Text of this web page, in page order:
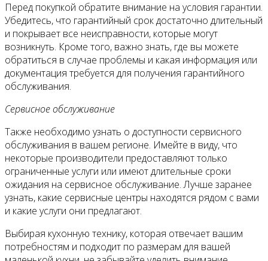
Перед покупкой обратите внимание на условия гарантии.
Убедитесь, что гарантийный срок достаточно длительный
и покрывает все неисправности, которые могут
возникнуть. Кроме того, важно знать, где вы можете
обратиться в случае проблемы и какая информация или
документация требуется для получения гарантийного
обслуживания.
Сервисное обслуживание
Также необходимо узнать о доступности сервисного
обслуживания в вашем регионе. Имейте в виду, что
некоторые производители предоставляют только
ограниченные услуги или имеют длительные сроки
ожидания на сервисное обслуживание. Лучше заранее
узнать, какие сервисные центры находятся рядом с вами
и какие услуги они предлагают.
Выбирая кухонную технику, которая отвечает вашим
потребностям и подходит по размерам для вашей